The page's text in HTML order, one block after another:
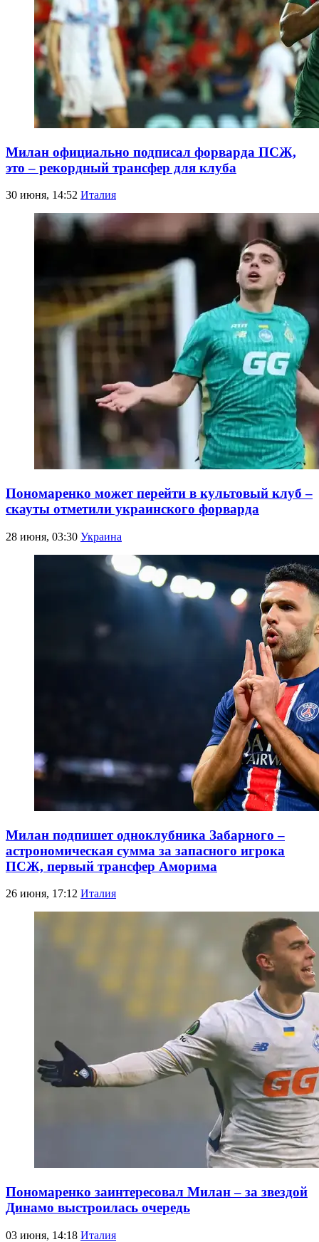
Милан официально подписал форварда ПСЖ,
это – рекордный трансфер для клуба
30 июня, 14:52 Италия
Пономаренко может перейти в культовый клуб –
скауты отметили украинского форварда
28 июня, 03:30 Украина
Милан подпишет одноклубника Забарного –
астрономическая сумма за запасного игрока
ПСЖ, первый трансфер Аморима
26 июня, 17:12 Италия
Пономаренко заинтересовал Милан – за звездой
Динамо выстроилась очередь
03 июня, 14:18 Италия